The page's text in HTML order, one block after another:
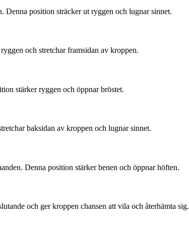
Denna position sträcker ut ryggen och lugnar sinnet.
och stretchar framsidan av kroppen.
stärker ryggen och öppnar bröstet.
baksidan av kroppen och lugnar sinnet.
Denna position stärker benen och öppnar höften.
och ger kroppen chansen att vila och återhämta sig.